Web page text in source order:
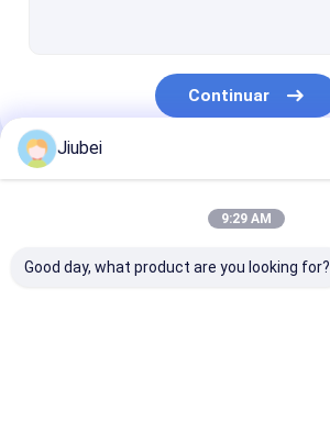
Tubería de HDPE de dragado
Manguera de dragado autoflotante
Continuar
Nuestras Categorías
Jiubei
9:29 AM
Good day, what product are you looking for?